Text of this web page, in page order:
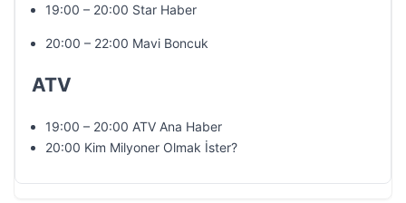
19:00 – 20:00 Star Haber
20:00 – 22:00 Mavi Boncuk
ATV
19:00 – 20:00 ATV Ana Haber
20:00 Kim Milyoner Olmak İster?